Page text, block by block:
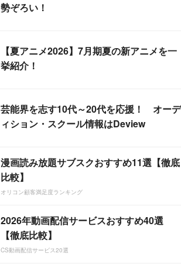
勢ぞろい！
【夏アニメ2026】7月期夏の新アニメを一
挙紹介！
芸能界を志す10代～20代を応援！ オーデ
ィション・スクール情報はDeview
漫画読み放題サブスクおすすめ11選【徹底
比較】
オリコン顧客満足度ランキング
2026年動画配信サービスおすすめ40選
【徹底比較】
CS動画配信サービス20選